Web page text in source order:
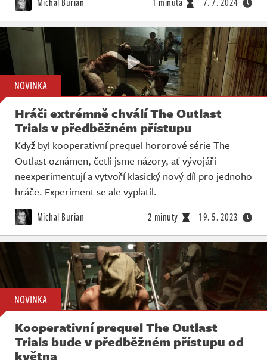
NOVINKA
Hráči extrémně chválí The Outlast
Trials v předběžném přístupu
Když byl kooperativní prequel hororové série The
Outlast oznámen, četli jsme názory, ať vývojáři
neexperimentují a vytvoří klasický nový díl pro jednoho
hráče. Experiment se ale vyplatil.
Michal Burian 2 minuty 19. 5. 2023
NOVINKA
Kooperativní prequel The Outlast
Trials bude v předběžném přístupu od
května